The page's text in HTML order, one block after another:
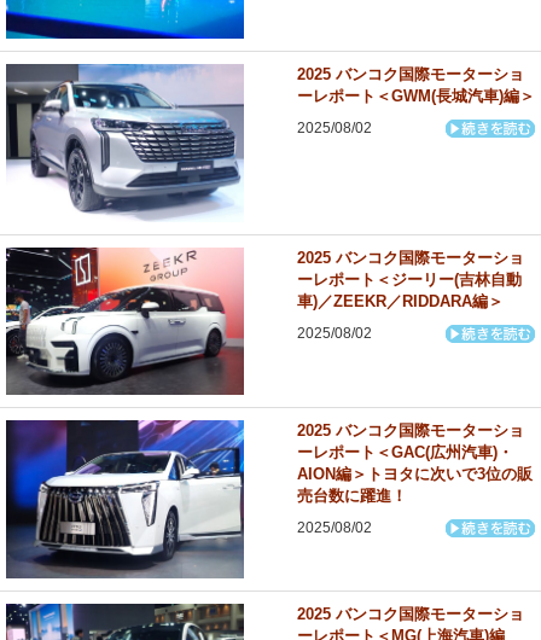
2025 バンコク国際モーターショ
ーレポート＜GWM(長城汽車)編＞
2025/08/02
2025 バンコク国際モーターショ
ーレポート＜ジーリー(吉林自動
車)／ZEEKR／RIDDARA編＞
2025/08/02
2025 バンコク国際モーターショ
ーレポート＜GAC(広州汽車)・
AION編＞トヨタに次いで3位の販
売台数に躍進！
2025/08/02
2025 バンコク国際モーターショ
ーレポート＜MG(上海汽車)編